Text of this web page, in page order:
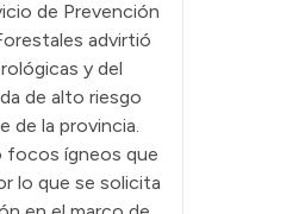
de Prevención
advirtió
y del
de alto riesgo
de la provincia.
focos ígneos que
lo que se solicita